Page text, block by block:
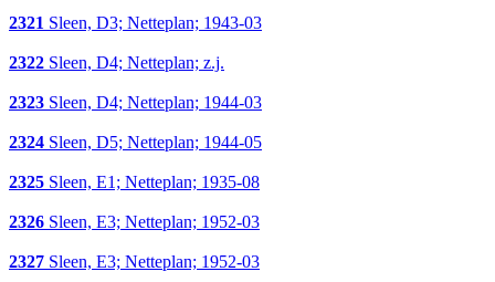
2321 Sleen, D3; Netteplan; 1943-03
2322 Sleen, D4; Netteplan; z.j.
2323 Sleen, D4; Netteplan; 1944-03
2324 Sleen, D5; Netteplan; 1944-05
2325 Sleen, E1; Netteplan; 1935-08
2326 Sleen, E3; Netteplan; 1952-03
2327 Sleen, E3; Netteplan; 1952-03